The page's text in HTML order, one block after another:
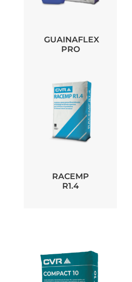
GUAINAFLEX
PRO
RACEMP
R1.4